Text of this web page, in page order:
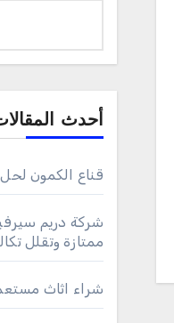
أحدث
قناع الكمون
شركة دريم
ممتازة وتقلل
شراء اثاث